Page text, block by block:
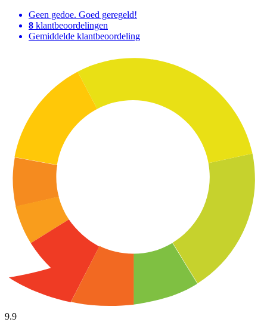
Geen gedoe. Goed geregeld!
8 klantbeoordelingen
Gemiddelde klantbeoordeling
9.9